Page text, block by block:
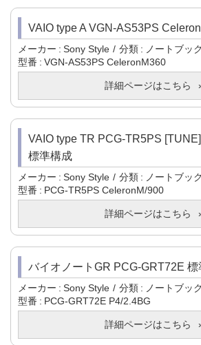
VAIO type A VGN-AS53PS
メーカー Sony Style 分類
ノートブッ
型番
VGN-AS53PS CeleronM360
詳細ページはこちら
VAIO type TR PCG-TR5PS
標準構成
メーカー Sony Style 分類
ノートブッ
型番
PCG-TR5PS CeleronM/900
詳細ページはこちら
バイオノートGR PCG-GRT72E 標
メーカー Sony Style 分類
ノートブッ
型番
PCG-GRT72E P4/2.4BG
詳細ページはこちら